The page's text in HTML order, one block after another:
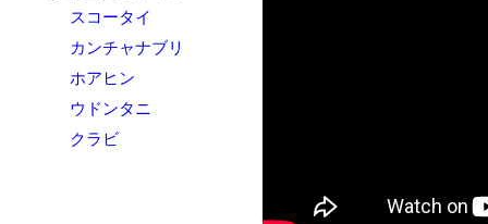
スコータイ
カンチャナブリ
ホアヒン
ウドンタニ
クラビ